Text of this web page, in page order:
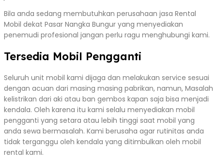
Bila anda sedang membutuhkan perusahaan jasa Rental
Mobil dekat Pasar Nangka Bungur yang menyediakan
penemudi profesional jangan perlu ragu menghubungi kami.
Tersedia Mobil Pengganti
Seluruh unit mobil kami dijaga dan melakukan service sesuai
dengan acuan dari masing masing pabrikan, namun, Masalah
kelistrikan dari aki atau ban gembos kapan saja bisa menjadi
kendala. Oleh karena itu kami selalu menyediakan mobil
pengganti yang setara atau lebih tinggi saat mobil yang
anda sewa bermasalah. Kami berusaha agar rutinitas anda
tidak terganggu oleh kendala yang ditimbulkan oleh mobil
rental kami.